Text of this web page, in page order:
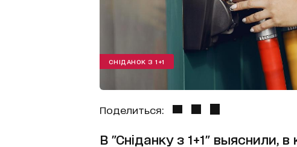
СНІДАНОК З 1+1
Поделиться:
В "Сніданку з 1+1" выяснили,